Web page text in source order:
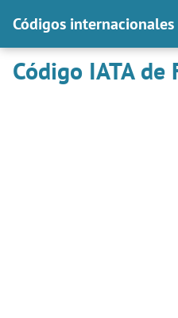
Códigos internacionales
Código IATA